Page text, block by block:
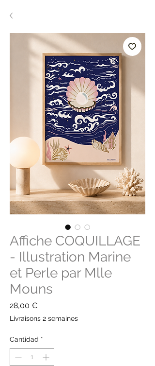
Affiche COQUILLAGE
- Illustration Marine
et Perle par Mlle
Mouns
28,00 €
Livraisons 2 semaines
Cantidad *